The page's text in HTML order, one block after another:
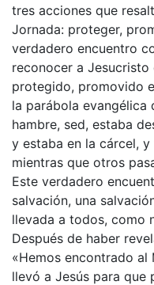
tres acciones que
Jornada: proteger,
verdadero encuentro
reconocer a
protegido, promovido
la parábola evangélica
hambre, sed, estaba
y estaba en la cárcel,
mientras que otros
Este verdadero
salvación, una
llevada a todos, como
Después de haber
«Hemos encontrado al
llevó a Jesús para que